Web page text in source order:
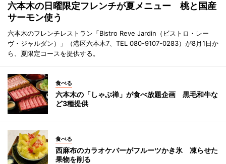
六本木の日曜限定フレンチが夏メニュー 桃と国産
サーモン使う
六本木のフレンチレストラン「Bistro Reve Jardin（ビストロ・レー
ヴ・ジャルダン）」（港区六本木7、TEL 080-9107-0283）が8月1日か
ら、夏限定コースを提供する。
食べる
六本木の「しゃぶ禅」が食べ放題企画 黒毛和牛な
ど3種提供
食べる
西麻布のカラオケバーがフルーツかき氷 凍らせた
果物を削る